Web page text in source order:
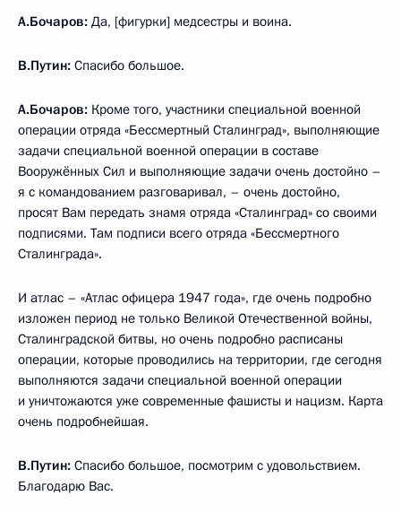
А.Бочаров: Да, [фигурки] медсестры и воина.
В.Путин: Спасибо большое.
А.Бочаров: Кроме того, участники специальной военной
операции отряда «Бессмертный Сталинград», выполняющие
задачи специальной военной операции в составе
Вооружённых Сил и выполняющие задачи очень достойно –
я с командованием разговаривал, – очень достойно,
просят Вам передать знамя отряда «Сталинград» со своими
подписями. Там подписи всего отряда «Бессмертного
Сталинграда».
И атлас – «Атлас офицера 1947 года», где очень подробно
изложен период не только Великой Отечественной войны,
Сталинградской битвы, но очень подробно расписаны
операции, которые проводились на территории, где сегодня
выполняются задачи специальной военной операции
и уничтожаются уже современные фашисты и нацизм. Карта
очень подробнейшая.
В.Путин: Спасибо большое, посмотрим с удовольствием.
Благодарю Вас.